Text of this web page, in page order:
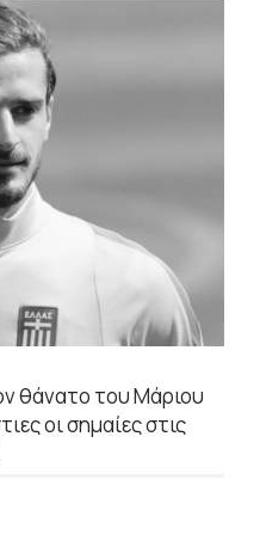
θάνατο του Μάριου
οι σημαίες στις